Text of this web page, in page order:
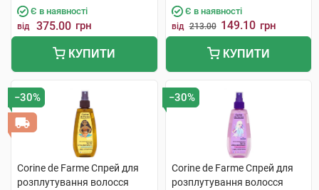
Є в наявності
від 375.00 грн
КУПИТИ
Є в наявності
від 213.00 149.10 грн
КУПИТИ
−30%
Corine de Farme Спрей для
розплутування волосся
−30%
Corine de Farme Спрей для
розплутування волосся